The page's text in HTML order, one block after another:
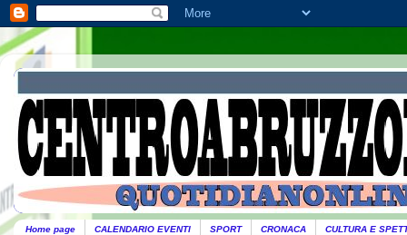
Home page CALENDARIO EVENTI SPORT CRONACA
CULTURA E